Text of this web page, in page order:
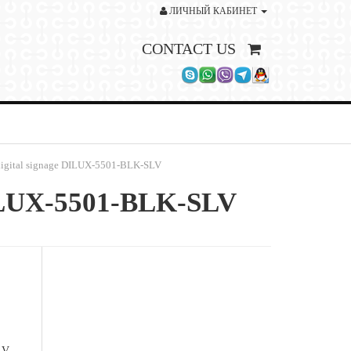
ЛИЧНЫЙ КАБИНЕТ
CONTACT US
signage DILUX-5501-BLK-SLV
5501-BLK-SLV